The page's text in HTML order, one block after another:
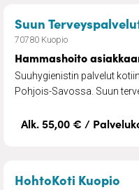
Suun
70780 Kuopio
Hammashoito
Suuhygienistin palvelut
Pohjois-Savossa. Suun
Alk. 55,00 € /
HohtoKoti Kuopio